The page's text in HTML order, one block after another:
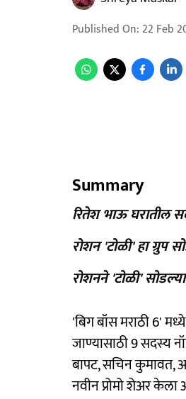
Published On: 22 Feb
Summary
रितेश भाऊ घरातील
रोशन 'टोळी' हा ग्रुप
रोशनने 'टोळी'
'बिग बॉस मराठी 6'
जाण्यासाठी 9 सदस्य
बापट, सचिन कुमावत,
नवीन प्रोमो शेअर